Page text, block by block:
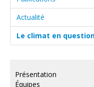
Actualité
Le climat en
Présentation
Équipes